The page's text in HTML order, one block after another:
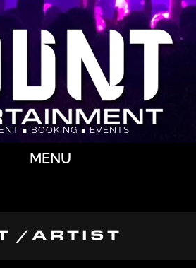
MENU
∎ BOOKING ∎ EVENTS
/ARTIST